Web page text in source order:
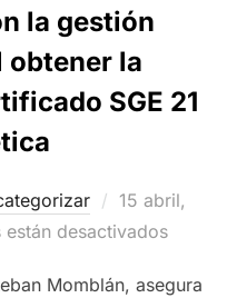
la gestión
obtener la
SGE 21
Publicado
el
15 abril,
desactivados
Momblán, asegura